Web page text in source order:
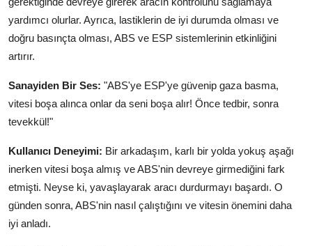
yardımcı olurlar. Ayrıca, lastiklerin de iyi durumda olması ve
doğru basınçta olması, ABS ve ESP sistemlerinin etkinliğini
artırır.
Sanayiden Bir Ses: "ABS'ye ESP'ye güvenip gaza basma,
vitesi boşa alınca onlar da seni boşa alır! Önce tedbir, sonra
tevekkül!"
Kullanıcı Deneyimi: Bir arkadaşım, karlı bir yolda yokuş aşağı
inerken vitesi boşa almış ve ABS'nin devreye girmediğini fark
etmişti. Neyse ki, yavaşlayarak aracı durdurmayı başardı. O
günden sonra, ABS'nin nasıl çalıştığını ve vitesin önemini daha
iyi anladı.